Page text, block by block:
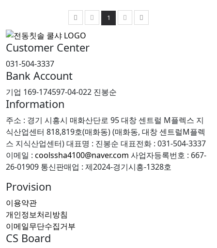
1
Customer Center
031-504-3337
Bank Account
기업 169-174597-04-022 진봉순
Information
주소 : 경기 시흥시 매화산단로 95 대창 센트럴 M플렉스 지
식산업센터 818,819호(매화동) (매화동, 대창 센트럴M플렉
스 지식산업센터)대표명 : 진봉순 대표전화 : 031-504-3337
이메일 : coolssha4100@naver.com 사업자등록번호 : 667-
26-01909 통신판매업 : 제2024-경기시흥-1328호
Provision
이용약관
개인정보처리방침
이메일무단수집거부
CS Board